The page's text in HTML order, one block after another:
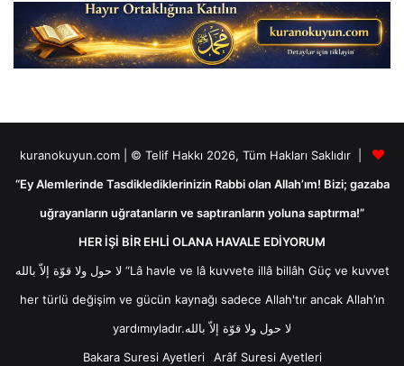
kuranokuyun.com | © Telif Hakkı 2026, Tüm Hakları Saklıdır |
“Ey Alemlerinde Tasdiklediklerinizin Rabbi olan Allah’ım! Bizi; gazaba
uğrayanların uğratanların ve saptıranların yoluna saptırma!”
HER İŞİ BİR EHLİ OLANA HAVALE EDİYORUM
لا حول ولا قوّة إلاّ بالله “Lâ havle ve lâ kuvvete illâ billâh Güç ve kuvvet
her türlü değişim ve gücün kaynağı sadece Allah'tır ancak Allah’ın
yardımıyladır.لا حول ولا قوّة إلاّ بالله
Bakara Suresi Ayetleri
Arâf Suresi Ayetleri